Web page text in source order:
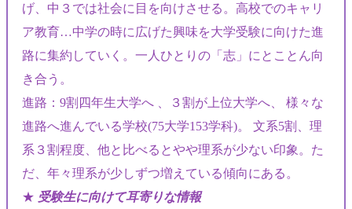
げ、中３では社会に目を向けさせる。高校でのキャリ
ア教育…中学の時に広げた興味を大学受験に向けた進
路に集約していく。一人ひとりの「志」にとことん向
き合う。
進路：9割四年生大学へ 、３割が上位大学へ、 様々な
進路へ進んでいる学校(75大学153学科)。 文系5割、理
系３割程度、他と比べるとやや理系が少ない印象。た
だ、年々理系が少しずつ増えている傾向にある。
★ 受験生に向けて耳寄りな情報